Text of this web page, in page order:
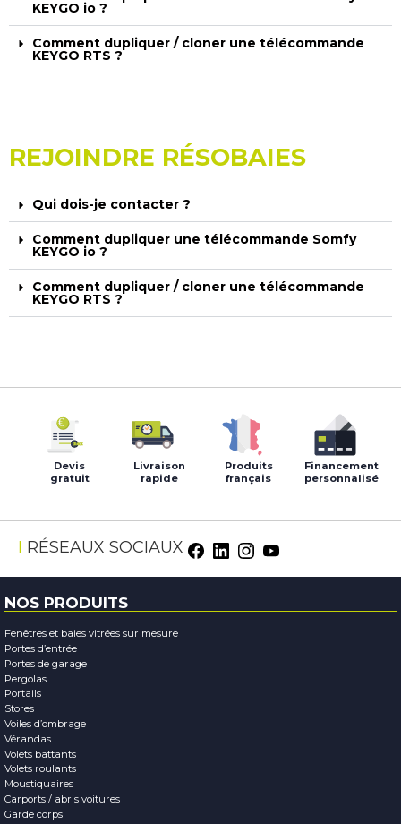
KEYGO io ?
Comment dupliquer / cloner une télécommande
KEYGO RTS ?
REJOINDRE RÉSOBAIES
Qui dois-je contacter ?
Comment dupliquer une télécommande Somfy
KEYGO io ?
Comment dupliquer / cloner une télécommande
KEYGO RTS ?
Devis
gratuit
Livraison
rapide
Produits
français
Financement
personnalisé
RÉSEAUX SOCIAUX
NOS PRODUITS
Fenêtres et baies vitrées sur mesure
Portes d’entrée
Portes de garage
Pergolas
Portails
Stores
Voiles d’ombrage
Vérandas
Volets battants
Volets roulants
Moustiquaires
Carports / abris voitures
Garde corps